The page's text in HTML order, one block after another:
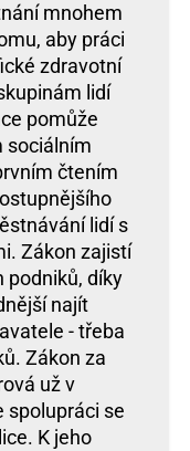
mnohem
aby práci
zdravotní
lidí
pomůže
sociálním
čtením
lidí s
Zákon zajistí
podniků, díky
najít
- třeba
Zákon za
už v
spolupráci se
K jeho